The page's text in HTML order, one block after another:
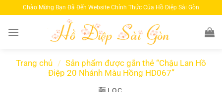
qua
nội
Chào Mừng Bạn Đã Đến Website Chính Thức Của Hồ Diệp Sài Gòn
Trang chủ / Sản phẩm được gắn thẻ “Chậu Lan Hồ
Điệp 20 Nhánh Màu Hồng HD067”